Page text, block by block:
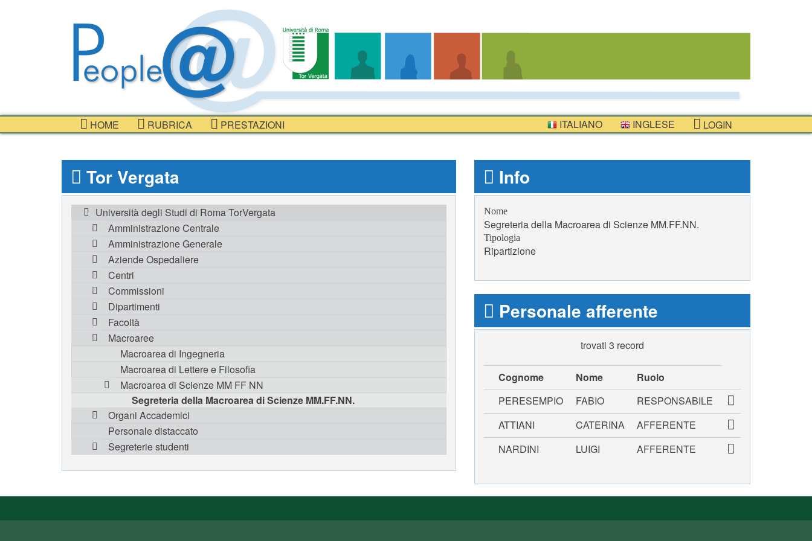
HOME RUBRICA PRESTAZIONI ITALIANO INGLESE LOGIN
Tor Vergata
Università degli Studi di Roma TorVergata
Amministrazione Centrale
Amministrazione Generale
Aziende Ospedaliere
Centri
Commissioni
Dipartimenti
Facoltà
Macroaree
Macroarea di Ingegneria
Macroarea di Lettere e Filosofia
Macroarea di Scienze MM FF NN
Segreteria della Macroarea di Scienze MM.FF.NN.
Organi Accademici
Personale distaccato
Segreterie studenti
Info
Nome
Segreteria della Macroarea di Scienze MM.FF.NN.
Tipologia
Ripartizione
Personale afferente
trovati 3 record
Cognome Nome
Ruolo
PERESEMPIO
FABIO
RESPONSABILE
ATTIANI
CATERINA
AFFERENTE
NARDINI
LUIGI AFFERENTE